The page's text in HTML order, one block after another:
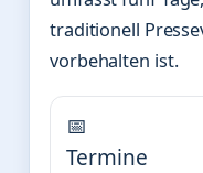
traditionell
vorbehalten ist.
📅
Termine